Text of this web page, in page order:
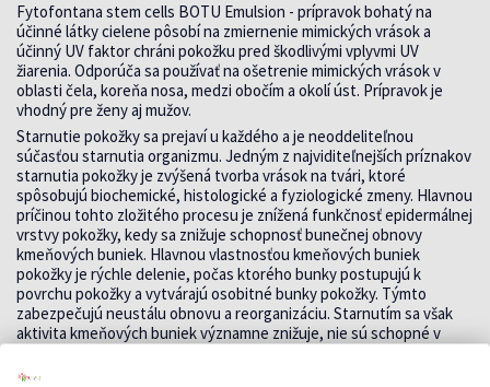
Fytofontana stem cells BOTU Emulsion - prípravok bohatý na
účinné látky cielene pôsobí na zmiernenie mimických vrások a
účinný UV faktor chráni pokožku pred škodlivými vplyvmi UV
žiarenia. Odporúča sa používať na ošetrenie mimických vrások v
oblasti čela, koreňa nosa, medzi obočím a okolí úst. Prípravok je
vhodný pre ženy aj mužov.
Starnutie pokožky sa prejaví u každého a je neoddeliteľnou
súčasťou starnutia organizmu. Jedným z najviditeľnejších príznakov
starnutia pokožky je zvýšená tvorba vrások na tvári, ktoré
spôsobujú biochemické, histologické a fyziologické zmeny. Hlavnou
príčinou tohto zložitého procesu je znížená funkčnosť epidermálnej
vrstvy pokožky, kedy sa znižuje schopnosť bunečnej obnovy
kmeňových buniek. Hlavnou vlastnosťou kmeňových buniek
pokožky je rýchle delenie, počas ktorého bunky postupujú k
povrchu pokožky a vytvárajú osobitné bunky pokožky. Týmto
zabezpečujú neustálu obnovu a reorganizáciu. Starnutím sa však
aktivita kmeňových buniek významne znižuje, nie sú schopné v
dôsledku čoho sa dostavuje proces starnutia.